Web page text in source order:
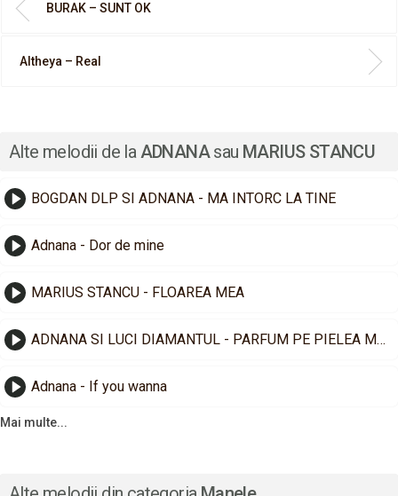
BURAK – SUNT OK
Altheya – Real
Alte melodii de laADNANAsau MARIUS STANCU
BOGDAN DLP SI ADNANA - MA INTORC LA TINE
Adnana - Dor de mine
MARIUS STANCU - FLOAREA MEA
ADNANA SI LUCI DIAMANTUL - PARFUM PE PIELEA MEA
Adnana - If you wanna
Mai multe...